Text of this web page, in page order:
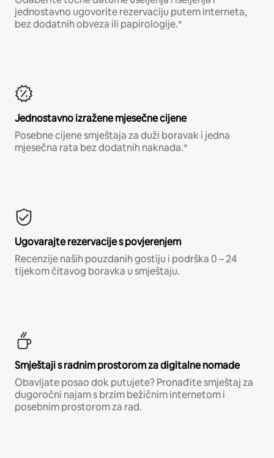
jednostavno ugovorite rezervaciju putem interneta,
bez dodatnih obveza ili papirologije.*
Jednostavno izražene mjesečne cijene
Posebne cijene smještaja za duži boravak i jedna
mjesečna rata bez dodatnih naknada.*
Ugovarajte rezervacije s povjerenjem
Recenzije naših pouzdanih gostiju i podrška 0 – 24
tijekom čitavog boravka u smještaju.
Smještaji s radnim prostorom za digitalne nomade
Obavljate posao dok putujete? Pronađite smještaj za
dugoročni najam s brzim bežičnim internetom i
posebnim prostorom za rad.